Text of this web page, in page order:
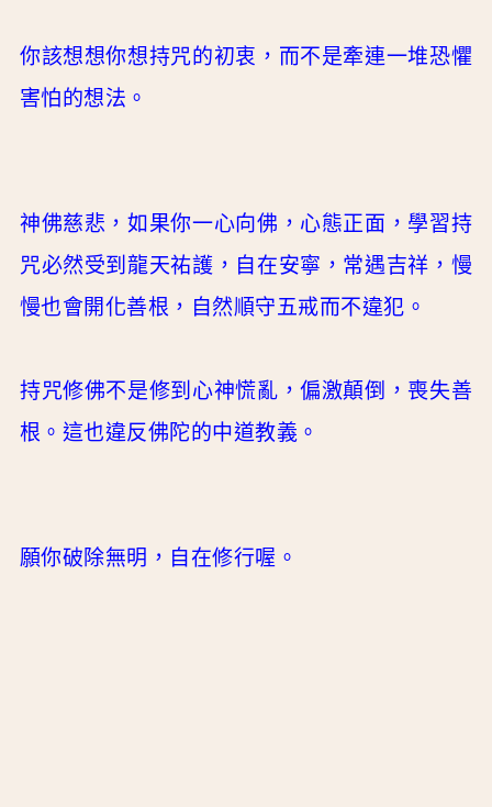
你該想想你想持咒的初衷，而不是牽連一堆恐懼
害怕的想法。
神佛慈悲，如果你一心向佛，心態正面，學習持
咒必然受到龍天祐護，自在安寧，常遇吉祥，慢
慢也會開化善根，自然順守五戒而不違犯。
持咒修佛不是修到心神慌亂，偏激顛倒，喪失善
根。這也違反佛陀的中道教義。
願你破除無明，自在修行喔。